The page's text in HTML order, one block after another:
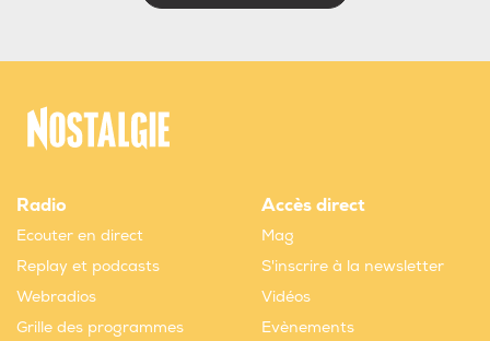
Radio
Ecouter en direct
Replay et podcasts
Webradios
Grille des programmes
Accès direct
Mag
S'inscrire à la newsletter
Vidéos
Evènements